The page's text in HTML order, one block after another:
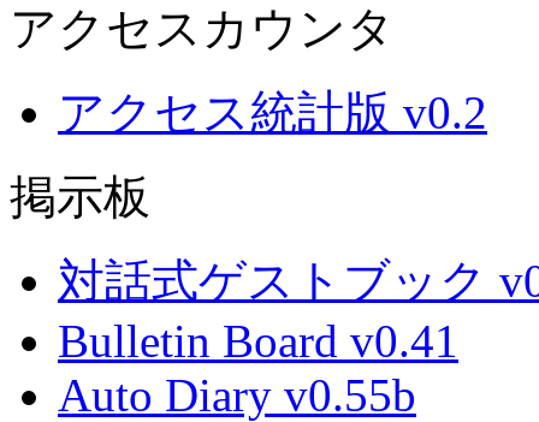
アクセスカウンタ
アクセス統計版 v0.2
掲示板
対話式ゲストブック
Bulletin Board v0.41
Auto Diary v0.55b